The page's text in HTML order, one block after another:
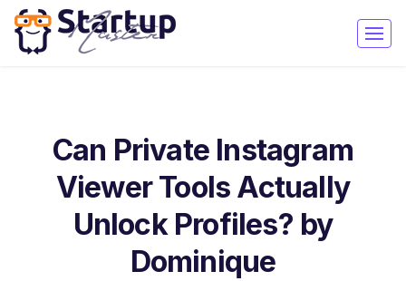
Can Private Instagram
Viewer Tools Actually
Unlock Profiles? by
Dominique